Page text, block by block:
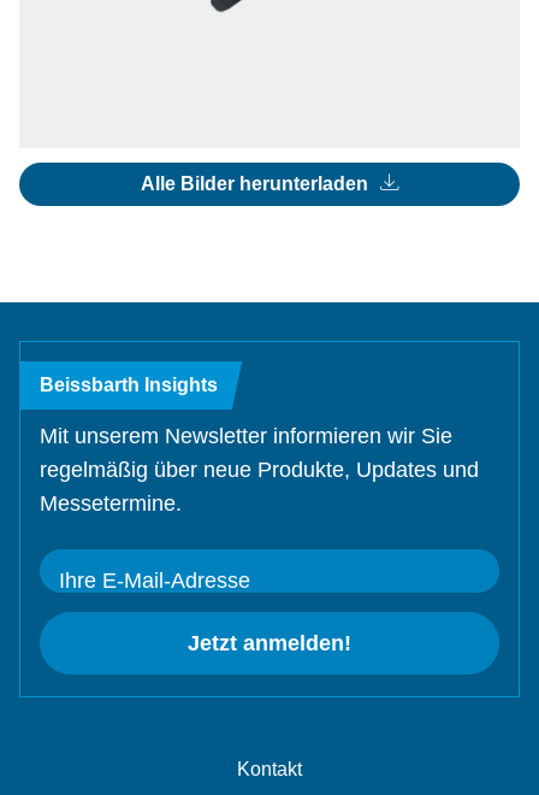
Alle Bilder herunterladen
Kontakt
Beissbarth Insights
Mit unserem Newsletter informieren wir Sie
regelmäßig über neue Produkte, Updates und
Messetermine.
Ihre E-Mail-Adresse
Jetzt anmelden!